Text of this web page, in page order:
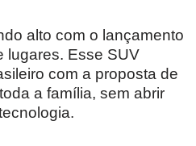
alto com o lançamento
lugares. Esse SUV
com a proposta de
a família, sem abrir